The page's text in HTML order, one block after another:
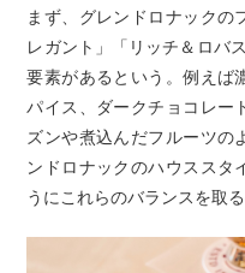
まず、グレンドロナックの
レガント」「リッチ＆ロバ
要素があるという。例えば
パイス、ダークチョコレー
ズンや煮込んだフルーツの
ンドロナックのハウススタ
うにこれらのバランスを取